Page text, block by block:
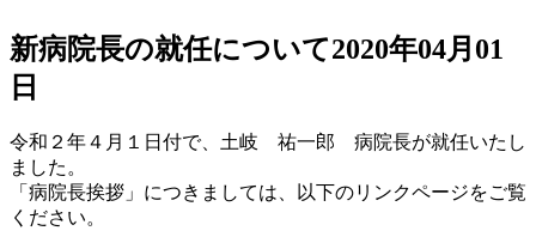
新病院長の就任について2020年04月01
日
令和２年４月１日付で、土岐 祐一郎 病院長が就任いたし
ました。
「病院長挨拶」につきましては、以下のリンクページをご覧
ください。